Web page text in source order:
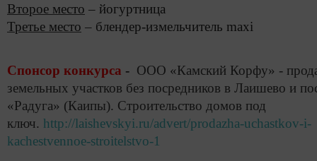
Второе место – йогуртница
Третье место – блендер-измельчитель maxi
Спонсор конкурса - ООО «Камский Корфу» -
земельных участков без посредников в Лаишево и
«Радуга» (Каипы). Строительство домов под
ключ. http://laishevskyi.ru/advert/prodazha-uchastkov-i-
kachestvennoe-stroitelstvo-1